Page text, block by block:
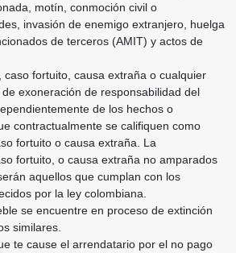
motín, conmoción civil o
invasión de enemigo extranjero, huelga
de terceros (AMIT) y actos de
caso fortuito, causa extraña o cualquier
exoneración de responsabilidad del
de los hechos o
contractualmente se califiquen como
fortuito o causa extraña. La
fortuito, o causa extraña no amparados
aquellos que cumplan con los
por la ley colombiana.
se encuentre en proceso de extinción
similares.
te cause el arrendatario por el no pago